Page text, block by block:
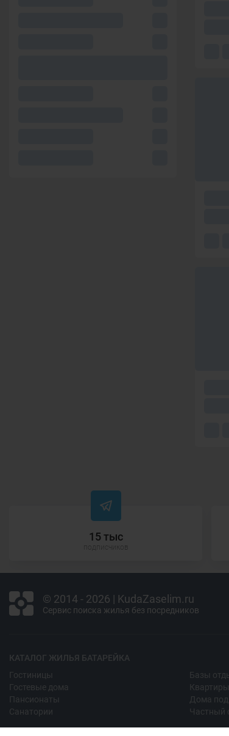
15 тыс
© 2014 - 2026 | KudaZaselim.ru
Сервис поиска жилья без посредников
КАТАЛОГ ЖИЛЬЯ БАТАРЕЙКА
Гостиницы
Гостевые дома
Пансионаты
Санатории
Базы
Квартиры
Дома
Частный